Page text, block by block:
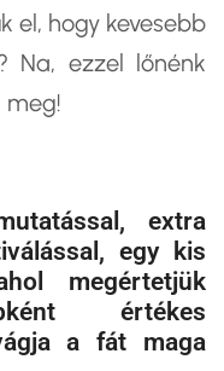
el, hogy kevesebb
Na, ezzel lőnénk
meg!
extra
egy kis
megértetjük
értékes
a fát maga